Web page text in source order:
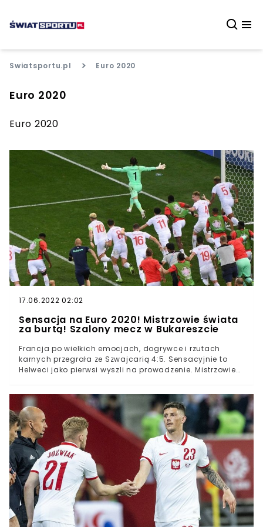
Swiatsportu.pl > Euro 2020
Euro 2020
Euro 2020
17.06.2022 02:02
Sensacja na Euro 2020! Mistrzowie świata
za burtą! Szalony mecz w Bukareszcie
Francja po wielkich emocjach, dogrywce i rzutach
karnych przegrała ze Szwajcarią 4:5. Sensacyjnie to
Helweci jako pierwsi wyszli na prowadzenie. Mistrzowie
wyrównania. Bohaterem Yann Sommer, który wybronił
decydujący karny Kyliana Mbappe. Francja po wielkich
emocjach i rzutach karnych pokonała Szwajcarię w 1/8
finału euro 2020"Helweci" przegrywali już 1:3, ale
doprowadzili do wyrównaniaSzwajcarzy o miejsce w
półfinale będą walczyć w piątek z HiszpanamiFrancja
na stadionie w Bukareszcie podejmowała Szwajcarię w
1/8 finału Euro 2020. Podopieczni Didiera Deschampsa
przed turniejem stawiani byli w roli faworyta do
wygrania turnieju i do tej pory udawało im się
wywiązywać z tej roli."Trójkolorowi wygrali "grupę
śmierci" mistrzostw Europy. W pierwszym meczu